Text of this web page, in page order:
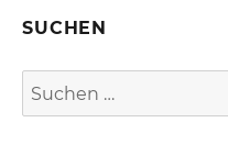
SUCHEN
Suchen
nach: